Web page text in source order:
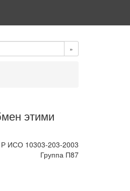
»
этими
ИСО 10303-203-2003
Группа П87